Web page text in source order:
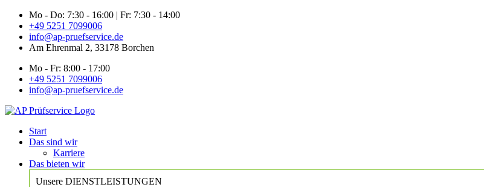
Zum
Inhalt
springen
Mo - Do: 7:30 - 16:00 | Fr: 7:30 - 14:00
+49 5251 7099006
info@ap-pruefservice.de
Am Ehrenmal 2, 33178 Borchen
Mo - Fr: 8:00 - 17:00
+49 5251 7099006
info@ap-pruefservice.de
Start
Das sind wir
Karriere
Das bieten wir
Unsere DIENSTLEISTUNGEN